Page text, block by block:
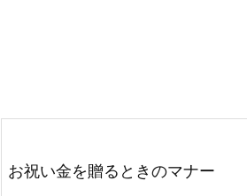
お祝い金を贈るときのマナー